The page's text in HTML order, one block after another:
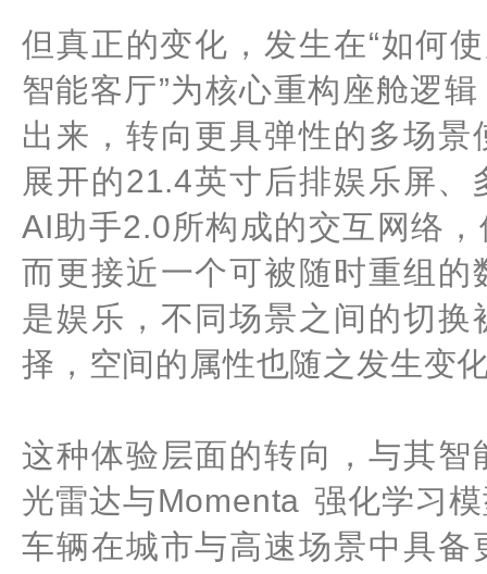
但真正的变化，发生在“如何
智能客厅”为核心重构座舱逻
出来，转向更具弹性的多场
展开的21.4英寸后排娱乐屏
AI助手2.0所构成的交互网络
而更接近一个可被随时重组
是娱乐，不同场景之间的切
择，空间的属性也随之发生变
这种体验层面的转向，与其
光雷达与Momenta 强化学习
车辆在城市与高速场景中具